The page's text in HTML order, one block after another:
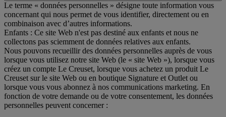
Le terme « données personnelles » désigne toute information vous
concernant qui nous permet de vous identifier, directement ou en
combinaison avec d’autres informations.
Enfants : Ce site Web n'est pas destiné aux enfants et nous ne
collectons pas sciemment de données relatives aux enfants.
Nous pouvons recueillir des données personnelles auprès de vous
lorsque vous utilisez notre site Web (le « site Web »), lorsque vous
créez un compte Le Creuset, lorsque vous achetez un produit Le
Creuset sur le site Web ou en boutique Signature et Outlet ou
lorsque vous vous abonnez à nos communications marketing. En
fonction de votre demande ou de votre consentement, les données
personnelles peuvent concerner :